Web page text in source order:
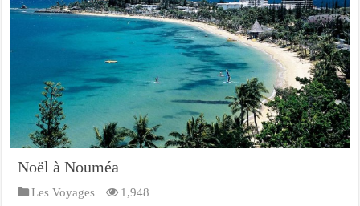
Noël à Nouméa
Les Voyages 1,948